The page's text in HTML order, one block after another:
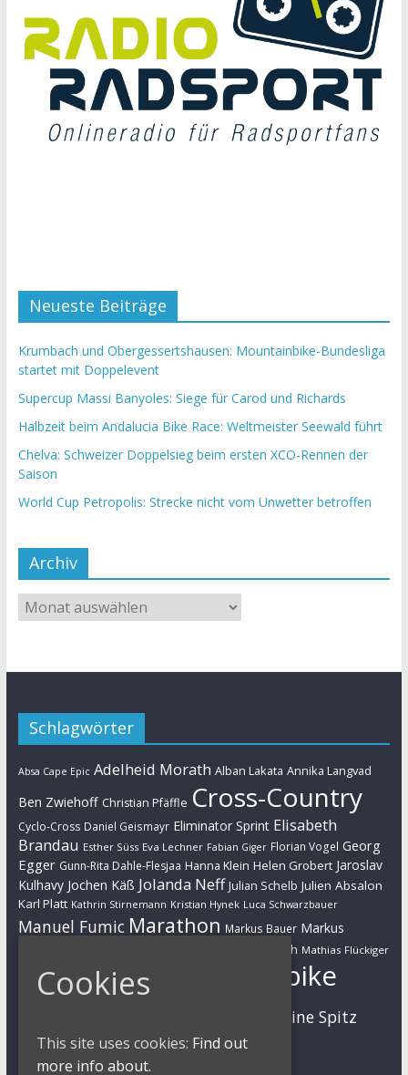
Neueste Beiträge
Krumbach und Obergessertshausen: Mountainbike-Bundesliga
startet mit Doppelevent
Supercup Massi Banyoles: Siege für Carod und Richards
Halbzeit beim Andalucia Bike Race: Weltmeister Seewald führt
Chelva: Schweizer Doppelsieg beim ersten XCO-Rennen der
Saison
World Cup Petropolis: Strecke nicht vom Unwetter betroffen
Archiv
Schlagwörter
Absa Cape Epic Adelheid Morath Alban Lakata Annika Langvad
Ben Zwiehoff Christian Pfäffle Cross-Country
Cyclo-Cross Daniel Geismayr Eliminator Sprint Elisabeth
Brandau Esther Süss Eva Lechner Fabian Giger Florian Vogel Georg
Egger Gunn-Rita Dahle-Flesjaa Hanna Klein Helen Grobert Jaroslav
Kulhavy Jochen Käß Jolanda Neff Julian Schelb Julien Absalon
Karl Platt Kathrin Stirnemann Kristian Hynek Luca Schwarzbauer
Manuel Fumic Marathon Markus Bauer Markus
Martin Gluth Mathias Flückiger
Max Brandl Moritz Milatz
Mountainbike
Sabine Spitz
Simon Stiebjahn UCI Urs Huber
Cookies
This site uses cookies: Find out
more info about.